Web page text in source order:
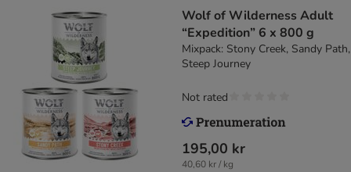
Wolf of Wilderness Adult
“Expedition” 6 x 800 g
Mixpack: Stony Creek, Sandy Path,
Steep Journey
195,00 kr
40,60 kr / kg
Not rated